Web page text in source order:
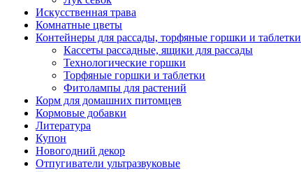
Искусственная трава
Комнатные цветы
Контейнеры для рассады, торфяные горшки и таблетки
Кассеты рассадные, ящики для рассады
Технологические горшки
Торфяные горшки и таблетки
Фитолампы для растений
Корм для домашних питомцев
Кормовые добавки
Литература
Купон
Новогодний декор
Отпугиватели ультразвуковые